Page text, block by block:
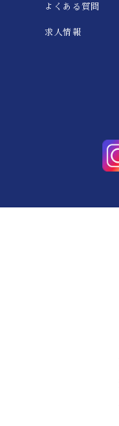
よくある質問
求人情報